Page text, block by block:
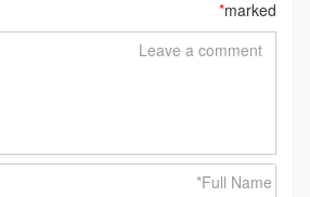
marked
*